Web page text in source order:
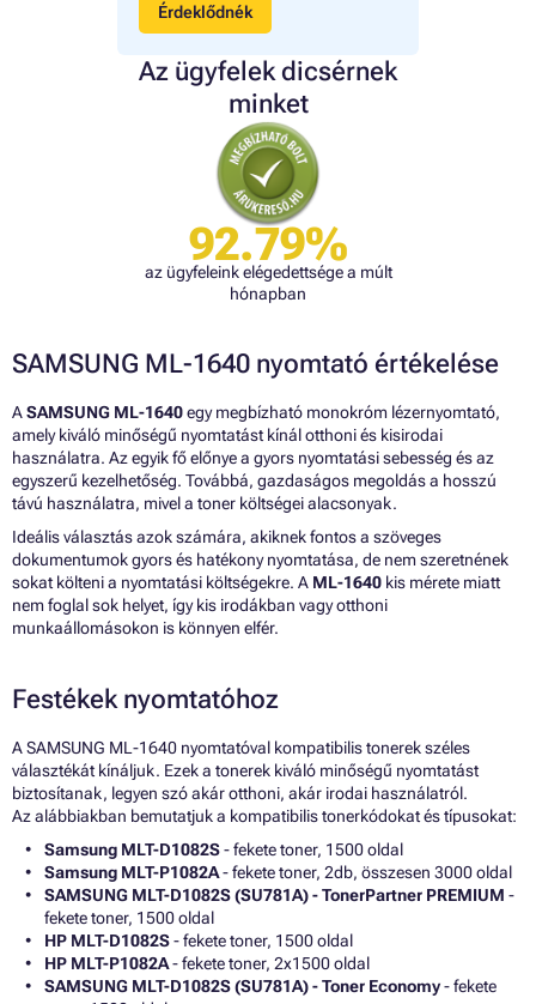
Érdeklődnék
Az ügyfelek dicsérnek
minket
92.79%
az ügyfeleink elégedettsége a múlt
hónapban
SAMSUNG ML-1640 nyomtató értékelése
ASAMSUNG ML-1640egy megbízható monokróm lézernyomtató,
amely kiváló minőségű nyomtatást kínál otthoni és kisirodai
használatra. Az egyik fő előnye a gyors nyomtatási sebesség és az
egyszerű kezelhetőség. Továbbá, gazdaságos megoldás a hosszú
távú használatra, mivel a toner költségei alacsonyak.
Ideális választás azok számára, akiknek fontos a szöveges
dokumentumok gyors és hatékony nyomtatása, de nem szeretnének
sokat költeni a nyomtatási költségekre. A ML-1640 kis mérete miatt
nem foglal sok helyet, így kis irodákban vagy otthoni
munkaállomásokon is könnyen elfér.
Festékek nyomtatóhoz
A SAMSUNG ML-1640 nyomtatóval kompatibilis tonerek széles
választékát kínáljuk. Ezek a tonerek kiváló minőségű nyomtatást
biztosítanak, legyen szó akár otthoni, akár irodai használatról.
Az alábbiakban bemutatjuk a kompatibilis tonerkódokat és típusokat:
Samsung MLT-D1082S- fekete toner, 1500 oldal
Samsung MLT-P1082A- fekete toner, 2db, összesen 3000 oldal
SAMSUNG MLT-D1082S (SU781A) - TonerPartner PREMIUM -
fekete toner, 1500 oldal
HP MLT-D1082S- fekete toner, 1500 oldal
HP MLT-P1082A- fekete toner, 2x1500 oldal
SAMSUNG MLT-D1082S (SU781A) - Toner Economy- fekete